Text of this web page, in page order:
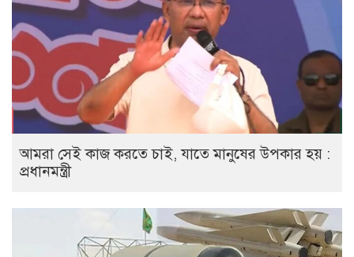
আমরা সেই কাজ করতে চাই, যাতে মানুষের উপকার হয় :
প্রধানমন্ত্রী